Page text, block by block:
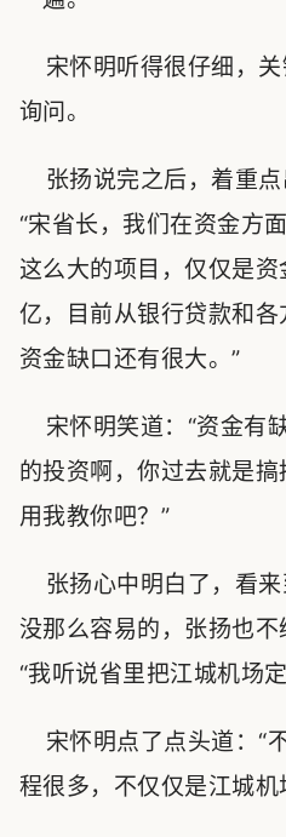
宋怀明听得很仔细，关
询问。
张扬说完之后，着重点
“宋省长，我们在资金方
这么大的项目，仅仅是
亿，目前从银行贷款和各
资金缺口还有很大。”
宋怀明笑道：“资金有
的投资啊，你过去就是
用我教你吧？”
张扬心中明白了，看来
没那么容易的，张扬也不
“我听说省里把江城机场
宋怀明点了点头道：“
程很多，不仅仅是江城机